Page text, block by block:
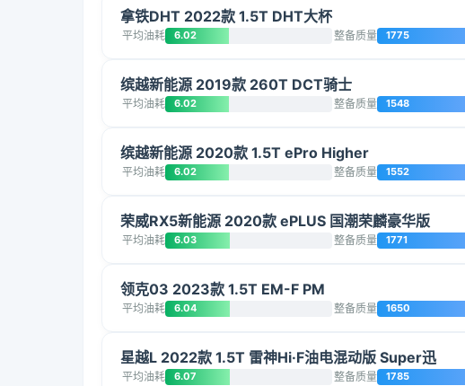
拿铁DHT 2022款 1.5T DHT大杯
平均油耗 6.02 整备质量 1775
缤越新能源 2019款 260T DCT骑士
平均油耗 6.02 整备质量 1548
缤越新能源 2020款 1.5T ePro Higher
平均油耗 6.02 整备质量 1552
荣威RX5新能源 2020款 ePLUS 国潮荣麟豪华版
平均油耗 6.03 整备质量 1771
领克03 2023款 1.5T EM-F PM
平均油耗 6.04 整备质量 1650
星越L 2022款 1.5T 雷神Hi·F油电混动版 Super迅
平均油耗 6.07 整备质量 1785